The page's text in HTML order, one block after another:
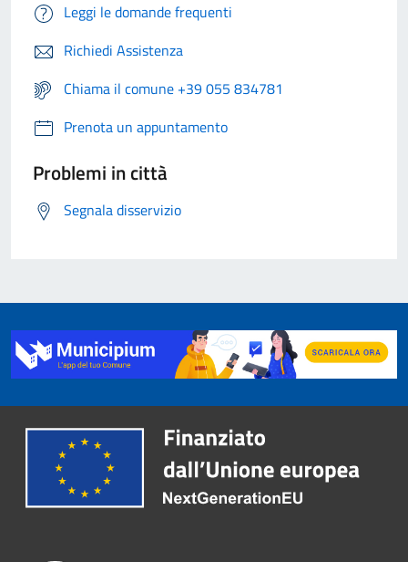
Leggi le domande frequenti
Richiedi Assistenza
Chiama il comune +39 055 834781
Prenota un appuntamento
Problemi in città
Segnala disservizio